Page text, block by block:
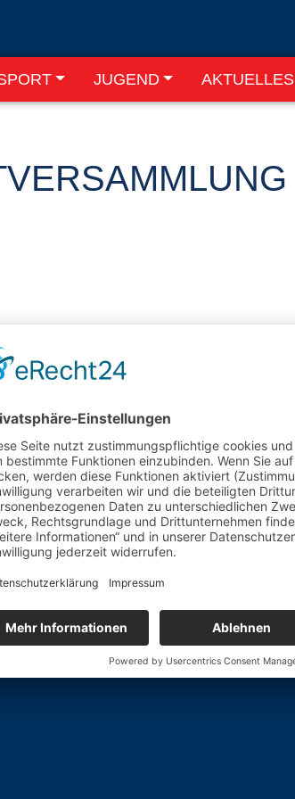
JUGEND AKTUELLES